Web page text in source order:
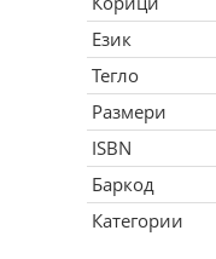
Език
Тегло
Размери
ISBN
Баркод
Категории